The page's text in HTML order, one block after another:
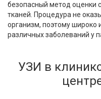
безопасный метод оценки
тканей. Процедура не
организм, поэтому широко
различных заболеваний у
УЗИ в